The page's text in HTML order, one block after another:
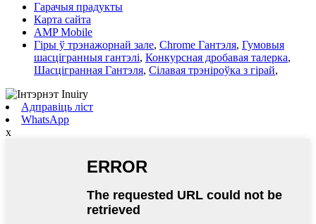
Гарачыя прадукты
Карта сайта
AMP Mobile
Гіры ў трэнажорнай зале, Chrome Гантэля, Гумовыя
шасцігранныя гантэлі, Конкурсная дробавая талерка,
Шасцігранная Гантэля, Сілавая трэніроўка з гірай,
Адправіць ліст
WhatsApp
x